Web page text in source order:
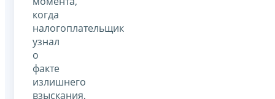
когда
налогоплательщик
узнал
о
факте
излишнего
взыскания,